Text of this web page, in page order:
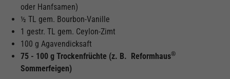
oder Hanfsamen)
½ TL gem. Bourbon-Vanille
1 gestr. TL gem. Ceylon-Zimt
100 g Agavendicksaft
75 - 100 g Trockenfrüchte (z. B. Reformhaus®
Sommerfeigen)